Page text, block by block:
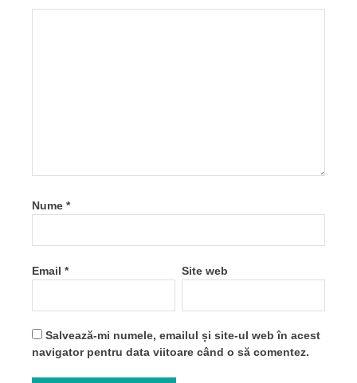
Nume *
Email * Site web
Salvează-mi numele, emailul și site-ul web în acest
navigator pentru data viitoare când o să comentez.